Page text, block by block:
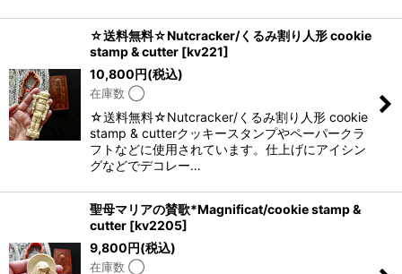
☆送料無料☆Nutcracker/くるみ割り人形 cookie
stamp & cutter [kv221]
10,800円(税込)
在庫数 ◯
☆送料無料☆Nutcracker/くるみ割り人形 cookie
stamp & cutterクッキースタンプやペーパークラ
フトなどに使用されています。仕上げにアイシン
グなどでデコレー…
聖母マリアの賛歌*Magnificat/cookie stamp &
cutter [kv2205]
9,800円(税込)
在庫数 ◯